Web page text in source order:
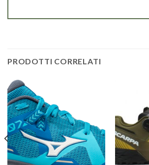
PRODOTTI CORRELATI